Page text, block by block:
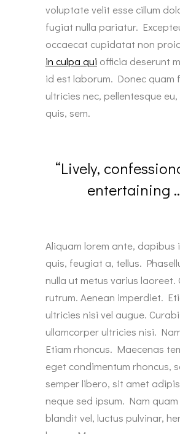
voluptate velit esse cillum
fugiat nulla pariatur.
occaecat cupidatat non
in culpa qui officia deserunt
id est laborum. Donec quam
ultricies nec, pellentesque
quis, sem.
“Lively,
entertaining
Aliquam lorem ante, dapibus
quis, feugiat a, tellus.
nulla ut metus varius laoreet.
rutrum. Aenean imperdiet.
ultricies nisi vel augue.
ullamcorper ultricies nisi.
Etiam rhoncus. Maecenas
eget condimentum rhoncus,
semper libero, sit amet
neque sed ipsum. Nam quam
blandit vel, luctus pulvinar,